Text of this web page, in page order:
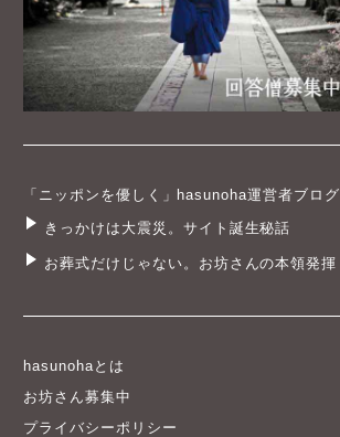
「ニッポンを優しく」hasunoha運営者ブログ
きっかけは大震災。サイト誕生秘話
お葬式だけじゃない。お坊さんの本領発揮
hasunohaとは
お坊さん募集中
プライバシーポリシー